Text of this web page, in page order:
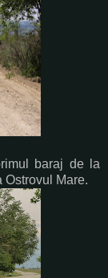
baraj de la
Ostrovul Mare.